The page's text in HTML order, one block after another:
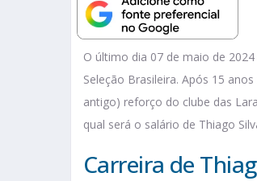
O último dia 07 de maio de
Seleção Brasileira. Após 15
antigo) reforço do clube das
qual será o salário de Thiago
Carreira de